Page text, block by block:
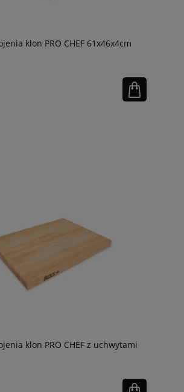
klon PRO CHEF 61x46x4cm
klon PRO CHEF z uchwytami